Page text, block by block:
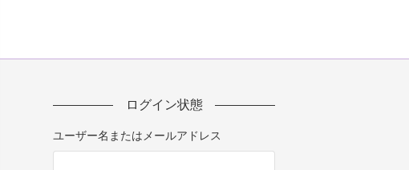
ログイン状態
ユーザー名またはメールアドレス